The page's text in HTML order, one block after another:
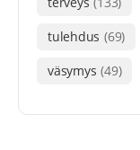
tulehdus (69)
väsymys (49)